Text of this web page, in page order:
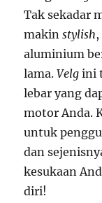
Tak sekadar
makinstylish,
aluminium
lama.Velgini
lebar yang
motor Anda.
untuk
dan
kesukaan
diri!